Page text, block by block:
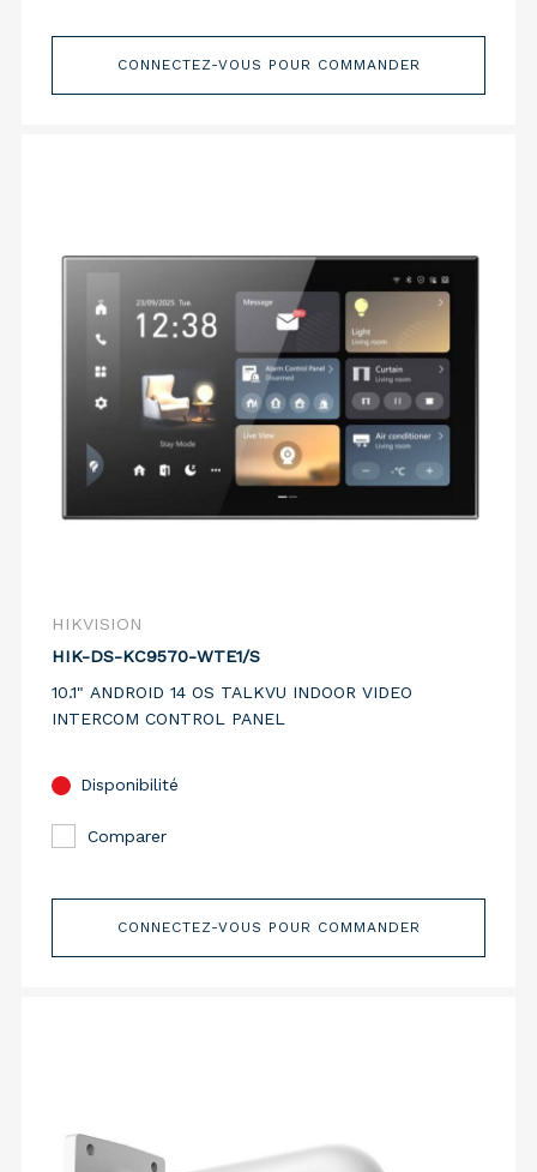
CONNECTEZ-VOUS POUR COMMANDER
HIKVISION
HIK-DS-KC9570-WTE1/S
10.1" ANDROID 14 OS TALKVU INDOOR VIDEO
INTERCOM CONTROL PANEL
Disponibilité
Comparer
CONNECTEZ-VOUS POUR COMMANDER